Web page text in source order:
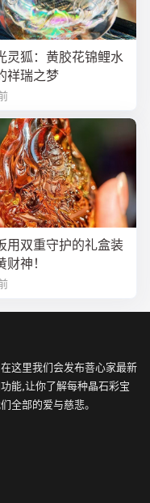
灵狐：黄胶花锦鲤水
祥瑞之梦
用双重守护的礼盒装
财神！
这里我们会发布菩心家最新
能,让你了解每种晶石彩宝
全部的爱与慈悲。